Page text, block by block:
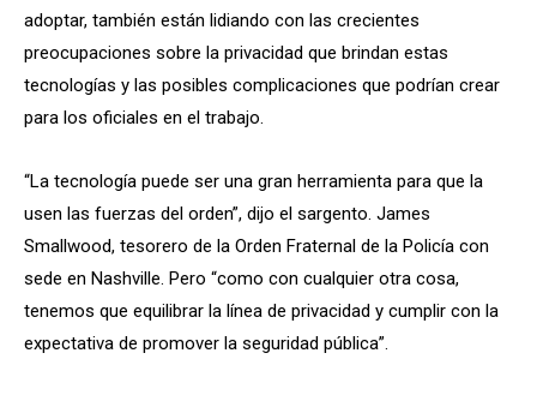
adoptar, también están lidiando con las crecientes
preocupaciones sobre la privacidad que brindan estas
tecnologías y las posibles complicaciones que podrían crear
para los oficiales en el trabajo.
“La tecnología puede ser una gran herramienta para que la
usen las fuerzas del orden”, dijo el sargento. James
Smallwood, tesorero de la Orden Fraternal de la Policía con
sede en Nashville. Pero “como con cualquier otra cosa,
tenemos que equilibrar la línea de privacidad y cumplir con la
expectativa de promover la seguridad pública”.